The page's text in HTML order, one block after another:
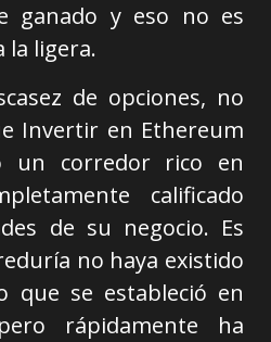
ganado y eso no es
la ligera.
de opciones, no
Invertir en Ethereum
un corredor rico en
calificado
de su negocio. Es
no haya existido
que se estableció en
rápidamente ha